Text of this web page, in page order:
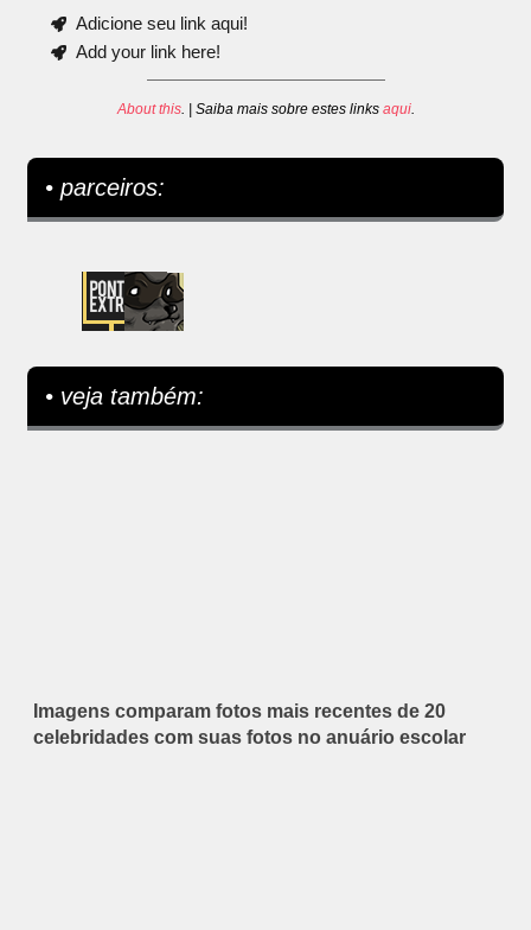
Adicione seu link aqui!
Add your link here!
About this. | Saiba mais sobre estes links aqui.
• parceiros:
• veja também:
Imagens comparam fotos mais recentes de 20
celebridades com suas fotos no anuário escolar